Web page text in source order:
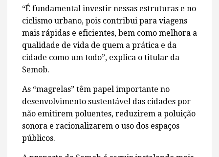
“É fundamental investir nessas estruturas e no
ciclismo urbano, pois contribui para viagens
mais rápidas e eficientes, bem como melhora a
qualidade de vida de quem a prática e da
cidade como um todo”, explica o titular da
Semob.
As “magrelas” têm papel importante no
desenvolvimento sustentável das cidades por
não emitirem poluentes, reduzirem a poluição
sonora e racionalizarem o uso dos espaços
públicos.